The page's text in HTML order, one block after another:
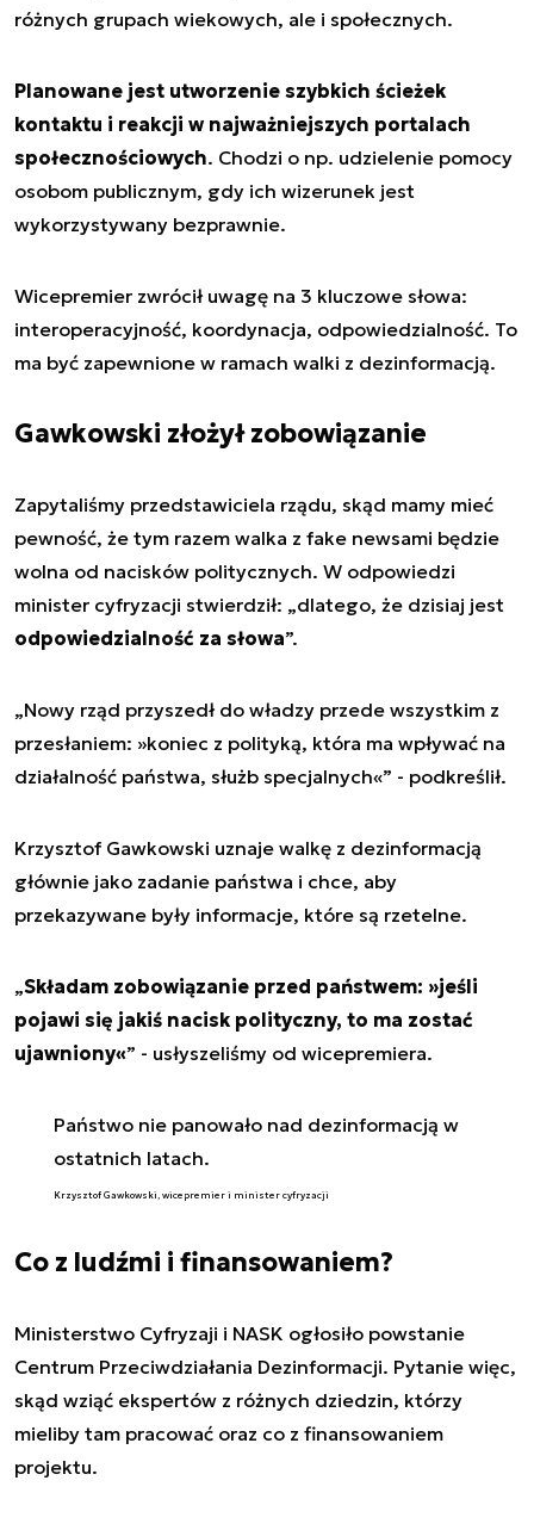
różnych grupach wiekowych, ale i społecznych.
Planowane jest utworzenie szybkich ścieżek
kontaktu i reakcji w najważniejszych portalach
społecznościowych. Chodzi o np. udzielenie pomocy
osobom publicznym, gdy ich wizerunek jest
wykorzystywany bezprawnie.
Wicepremier zwrócił uwagę na 3 kluczowe słowa:
interoperacyjność, koordynacja, odpowiedzialność. To
ma być zapewnione w ramach walki z dezinformacją.
Gawkowski złożył zobowiązanie
Zapytaliśmy przedstawiciela rządu, skąd mamy mieć
pewność, że tym razem walka z fake newsami będzie
wolna od nacisków politycznych. W odpowiedzi
minister cyfryzacji stwierdził: „dlatego, że dzisiaj jest
odpowiedzialność za słowa”.
„Nowy rząd przyszedł do władzy przede wszystkim z
przesłaniem: »koniec z polityką, która ma wpływać na
działalność państwa, służb specjalnych«” - podkreślił.
Krzysztof Gawkowski uznaje walkę z dezinformacją
głównie jako zadanie państwa i chce, aby
przekazywane były informacje, które są rzetelne.
„Składam zobowiązanie przed państwem: »jeśli
pojawi się jakiś nacisk polityczny, to ma zostać
ujawniony«” - usłyszeliśmy od wicepremiera.
Państwo nie panowało nad dezinformacją w
ostatnich latach.
Krzysztof Gawkowski, wicepremier i minister cyfryzacji
Co z ludźmi i finansowaniem?
Ministerstwo Cyfryzaji i NASK ogłosiło powstanie
Centrum Przeciwdziałania Dezinformacji. Pytanie więc,
skąd wziąć ekspertów z różnych dziedzin, którzy
mieliby tam pracować oraz co z finansowaniem
projektu.